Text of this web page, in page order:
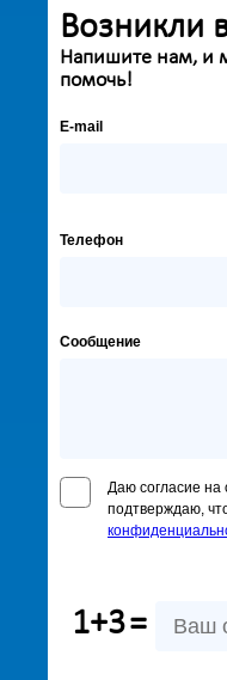
Возникли
Напишите нам, и
помочь!
E-mail
Телефон
Сообщение
Даю согласие на
подтверждаю,
1+3=